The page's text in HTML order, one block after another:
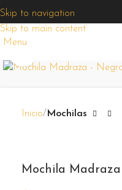
Skip to navigation
Skip to main content
Menu
Inicio Mochilas
Mochila